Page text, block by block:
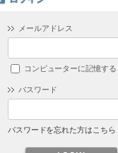
メールアドレス
コンピューターに記憶する
パスワード
パスワードを忘れた方はこちら